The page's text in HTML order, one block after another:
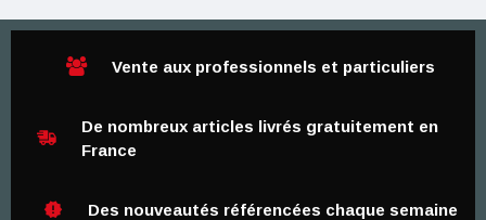
Vente aux professionnels et particuliers
De nombreux articles livrés gratuitement en
France
Des nouveautés référencées chaque semaine